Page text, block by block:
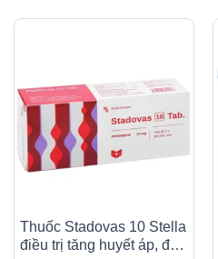
Thuốc Stadovas 10 Stella
điều trị tăng huyết áp, đau